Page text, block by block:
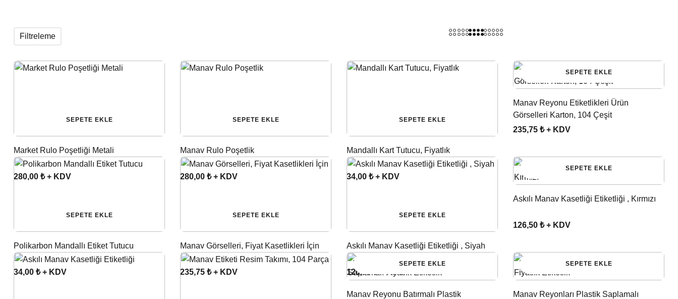
Filtreleme
SEPETE EKLE
Market Rulo Poşetliği Metali
280,00 ₺ + KDV
SEPETE EKLE
Manav Rulo Poşetlik
280,00 ₺ + KDV
SEPETE EKLE
Mandallı Kart Tutucu, Fiyatlık
34,00 ₺ + KDV
SEPETE EKLE
Manav Reyonu Etiketlikleri Ürün
Görselleri Karton, 104 Çeşit
235,75 ₺ + KDV
SEPETE EKLE
Polikarbon Mandallı Etiket Tutucu
34,00 ₺ + KDV
SEPETE EKLE
Manav Görselleri, Fiyat Kasetlikleri İçin
235,75 ₺ + KDV
SEPETE EKLE
Askılı Manav Kasetliği Etiketliği , Siyah
126,50 ₺ + KDV
SEPETE EKLE
Askılı Manav Kasetliği Etiketliği , Kırmızı
126,50 ₺ + KDV
SEPETE EKLE
Manav Reyonu Batırmalı Plastik
SEPETE EKLE
Manav Reyonları Plastik Saplamalı